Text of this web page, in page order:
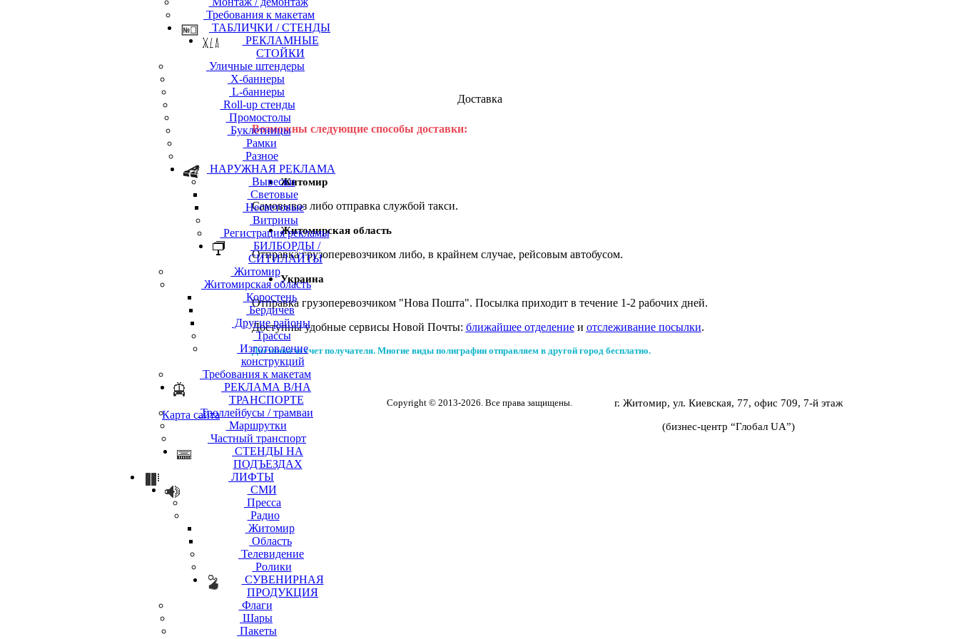
Требования к макетам
ТАБЛИЧКИ / СТЕНДЫ
РЕКЛАМНЫЕ
СТОЙКИ
Уличные штендеры
Х-баннеры
L-баннеры
Roll-up стенды
Промостолы
Буклетницы
Рамки
Разное
НАРУЖНАЯ РЕКЛАМА
Вывески
Световые
Несветовые
Витрины
Регистрация рекламы
БИЛБОРДЫ /
СИТИЛАЙТЫ
Житомир
Житомирская область
Коростень
Бердичев
Другие районы
Трассы
Изготовление
конструкций
Требования к макетам
РЕКЛАМА В/НА
ТРАНСПОРТЕ
Троллейбусы / трамваи
Маршрутки
Частный транспорт
СТЕНДЫ НА
ПОДЪЕЗДАХ
ЛИФТЫ
СМИ
Пресса
Радио
Житомир
Область
Телевидение
Ролики
СУВЕНИРНАЯ
ПРОДУКЦИЯ
Флаги
Шары
Пакеты
Доставка
Возможны следующие способы доставки:
Житомир
Самовывоз либо отправка службой такси.
Житомирская область
Отправка грузоперевозчиком либо, в крайнем случае, рейсовым автобусом.
Украина
Отправка грузоперевозчиком "Нова Пошта". Посылка приходит в течение 1-2 рабочих дней.
Доступны удобные сервисы Новой Почты: ближайшее отделениеи отслеживание посылки.
Доставка за счет получателя. Многие виды полиграфии отправляем в другой город бесплатно.
Карта сайта
Copyright © 2013-2026. Все права защищены. г. Житомир, ул. Киевская, 77, офис 709, 7-й этаж
(бизнес-центр “Глобал UA”)